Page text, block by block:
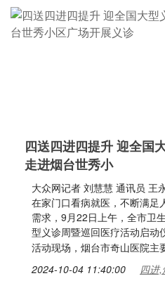
四送四进四提升 迎全国
走进烟台世秀小
大众网记者 刘慧慧 通讯员 王
在家门口看病就医，不断满足
需求，9月22日上午，全市卫
型义诊周暨巡回医疗活动启动
活动现场，烟台市奇山医院主
2024-10-04 11:40:00 四进